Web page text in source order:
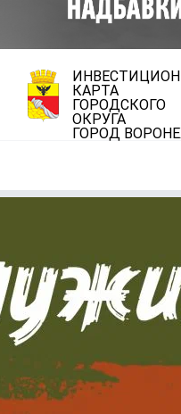
КАРТА
ГОРОДСКОГО
ОКРУГА
ГОРОД